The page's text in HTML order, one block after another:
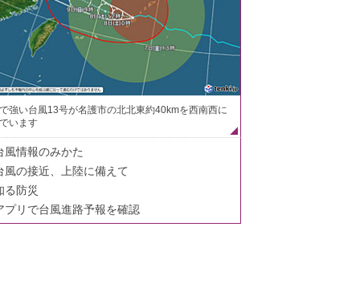
強い台風13号が名護市の北北東約40kmを西南西に
います
風情報のみかた
風の接近、上陸に備えて
る防災
プリで台風進路予報を確認